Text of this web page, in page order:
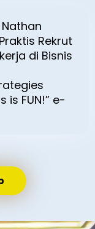
Rekrut
di Bisnis
is FUN!” e-